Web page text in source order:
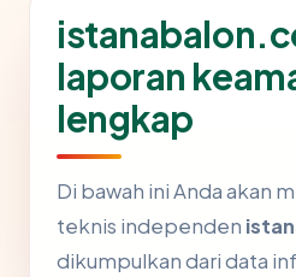
laporan
lengkap
Di bawah ini Anda akan
teknis independen
dikumpulkan dari data